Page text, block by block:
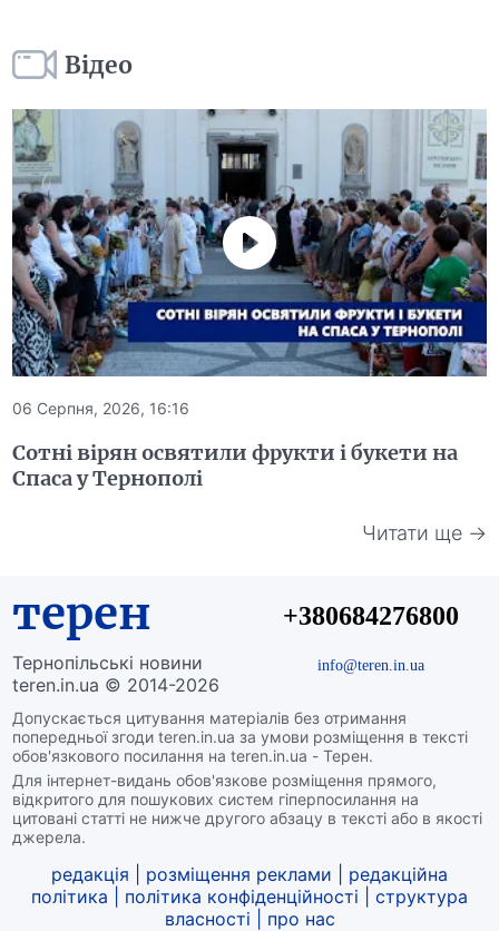
Відео
06 Серпня, 2026, 16:16
Сотні вірян освятили фрукти і букети на
Спаса у Тернополі
Читати ще →
терен
Тернопільські новини
teren.in.ua © 2014-2026
Допускається цитування матеріалів без отримання
попередньої згоди teren.in.ua за умови розміщення в тексті
обов'язкового посилання на teren.in.ua - Терен.
Для інтернет-видань обов'язкове розміщення прямого,
відкритого для пошукових систем гіперпосилання на
цитовані статті не нижче другого абзацу в тексті або в якості
джерела.
+380684276800
info@teren.in.ua
редакція розміщення реклами
редакційна
політика
політика конфіденційності
структура
власності
про нас